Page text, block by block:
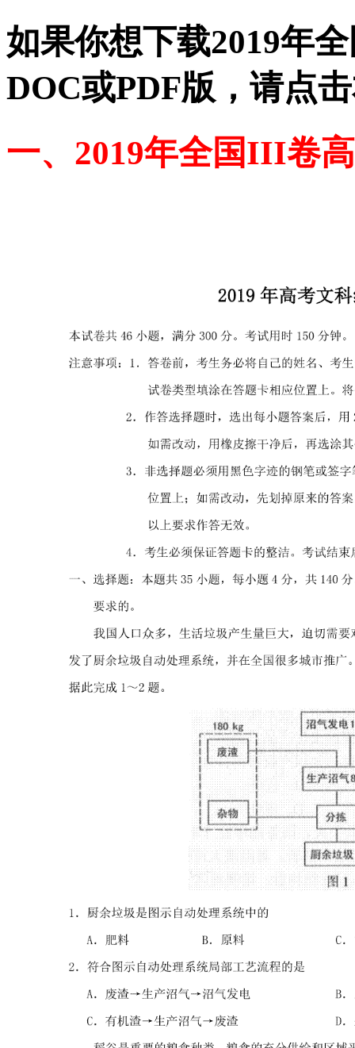
如果你想下载2019年
DOC或PDF版，请点
一、2019年全国III卷